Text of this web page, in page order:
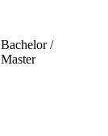
Bachelor /
Master